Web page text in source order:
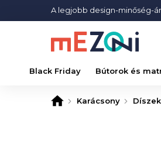
A legjobb design-minőség-
Black Friday Bútorok és
Karácsony